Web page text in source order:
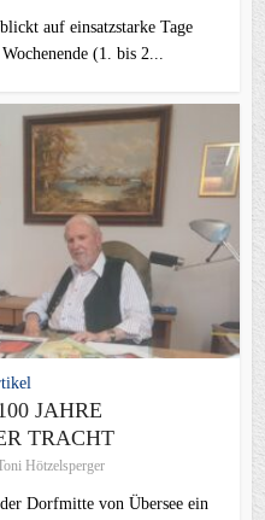
auf einsatzstarke Tage
(1. bis 2...
JAHRE
TRACHT
Hötzelsperger
Dorfmitte von Übersee ein